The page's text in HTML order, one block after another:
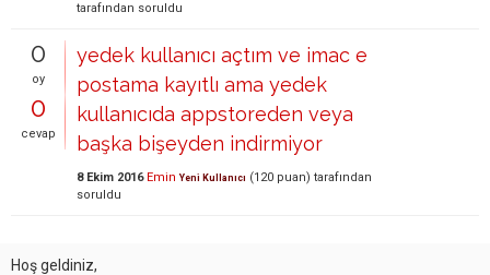
tarafından soruldu
0
oy
0
cevap
yedek kullanıcı açtım ve imac e
postama kayıtlı ama yedek
kullanıcıda appstoreden veya
başka bişeyden indirmiyor
8 Ekim 2016 Emin Yeni Kullanıcı (120 puan) tarafından
soruldu
Hoş geldiniz,